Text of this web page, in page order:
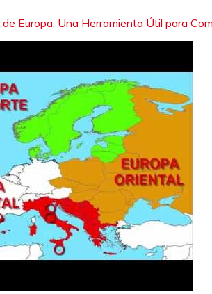
Europa: Una Herramienta Útil para